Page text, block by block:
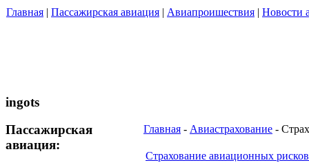
Главная | Пассажирская авиация | Авиапроишествия | Новости
ingots
Пассажирская
авиация:
Главная - Авиастрахование -
Страхование авиационных рисков